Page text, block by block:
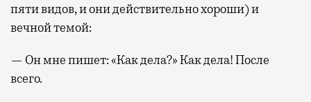
пяти видов, и они действительно хороши) и
вечной темой:
— Он мне пишет: «Как дела?» Как дела! После
всего.